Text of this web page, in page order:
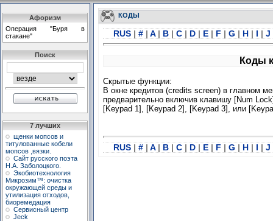
Афоризм
Опеpация "Бypя в
стакане"
Поиск
7 лучших
щенки мопсов и
титулованные кобели
мопсов ,вязки.
Сайт русского поэта
Н.А. Заболоцкого.
Экобиотехнология
Микрозим™: очистка
окружающей среды и
утилизация отходов,
биоремедация
Сервисный центр
Jeck
КОДЫ
RUS | # | A | B | C | D | E | F | G | H | I | J
Коды
Скрытые функции:
В окне кредитов (credits screen) в главном
предварительно включив клавишу [Num
[Keypad 1], [Keypad 2], [Keypad 3], или
RUS | # | A | B | C | D | E | F | G | H | I | J